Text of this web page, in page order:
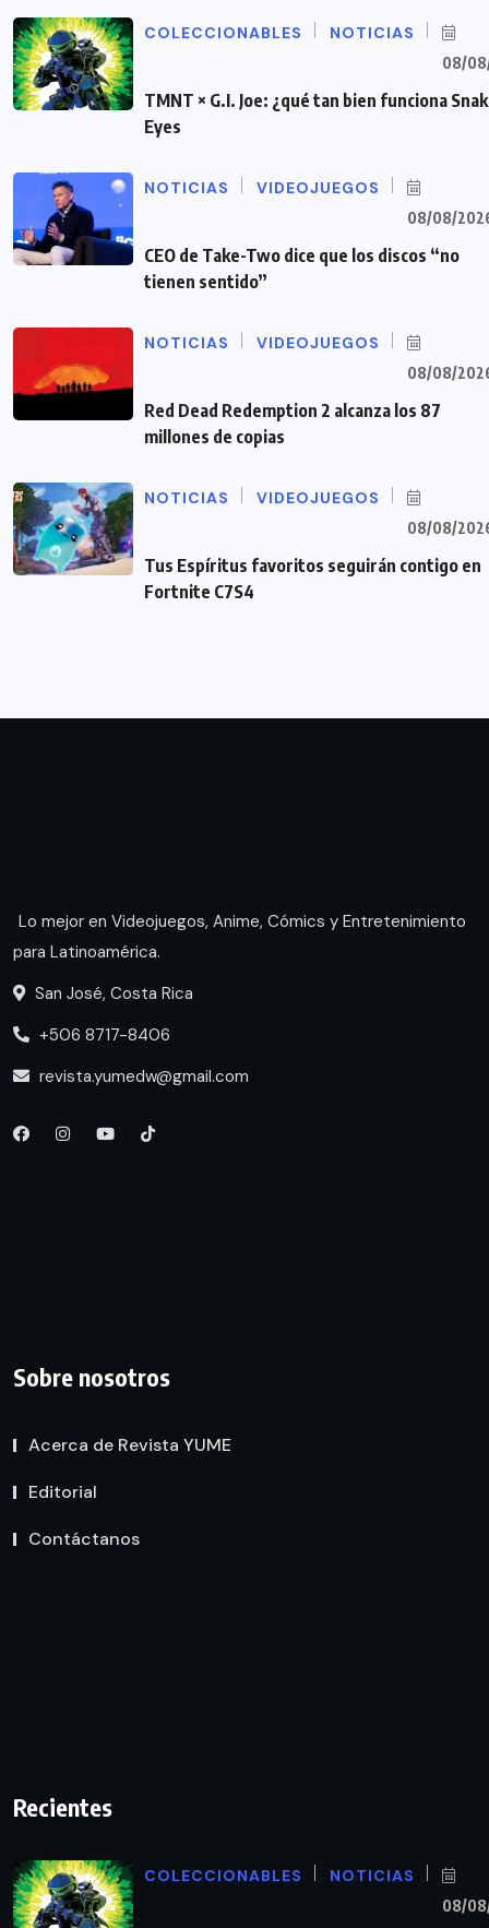
COLECCIONABLES NOTICIAS
08/
TMNT × G.I. Joe: ¿qué tan bien funciona
Eyes
NOTICIAS VIDEOJUEGOS
08/08/
CEO de Take-Two dice que los discos “no
tienen sentido”
NOTICIAS VIDEOJUEGOS
08/08/
Red Dead Redemption 2 alcanza los 87
millones de copias
NOTICIAS VIDEOJUEGOS
08/08/
Tus Espíritus favoritos seguirán contigo en
Fortnite C7S4
Lo mejor en Videojuegos, Anime, Cómics y Entretenimiento
para Latinoamérica.
San José, Costa Rica
+506 8717-8406
revista.yumedw@gmail.com
Sobre nosotros
Acerca de Revista YUME
Editorial
Contáctanos
Recientes
COLECCIONABLES NOTICIAS
08/